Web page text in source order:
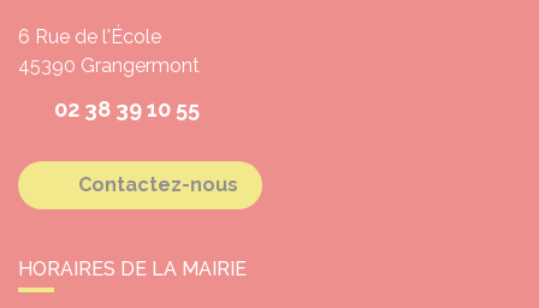
6 Rue de l'École
45390 Grangermont
02 38 39 10 55
Contactez-nous
HORAIRES DE LA MAIRIE